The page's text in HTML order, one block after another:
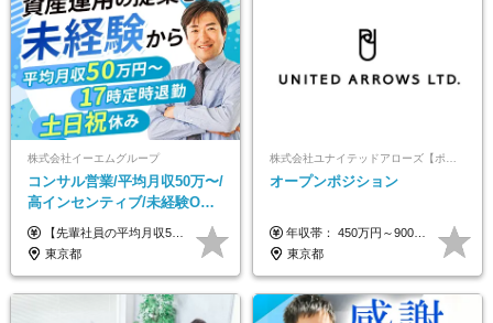
株式会社イーエムグループ
コンサル営業/平均月収50万〜/
高インセンティブ/未経験OK/
残業なし/4,50代も活躍/ブラン
ク可/面接1回
【先輩社員の平均月収50万円】 月給30万円以上+インセンティブ+その他手当 ※経験・スキルを考慮の上で給与を決定します ※上記には5万円（月20時間分）のみなし残業代と一律手当（営業手当4万円、能力評価手当4万円）を含みます ※上記を超える残業代は別途全額支給します ※試用期間：3ヶ月あり（試用期間中の待遇に差異なし）
東京都
オープンポジション
年収帯： 450万円～900万円 ※経験・スキルを考慮の上、決定します。
東京都